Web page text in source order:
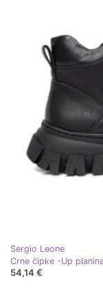
Sergio Leone
54,14 €